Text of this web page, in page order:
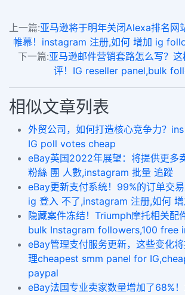
上一篇:亚马逊将于明年关闭Alexa排名网
帷幕！instagram 注册,如何 增加 ig
下一篇:亚马逊邮件营销套路怎么写？
评！IG reseller panel,bulk
相似文章列表
外贸公司，如何打造核心竞争力？
IG poll votes cheap
eBay英国2022年展望：将提供更多
粉絲 團 人數,instagram 批量 追蹤
eBay更新支付系统！99%的订单交易
ig 登入 不了,instagram 注册,如何
隐藏案件冻结！Triumph摩托相关配
bulk Instagram followers,100 free
eBay管理支付服务更新，这些变化
理cheapest smm panel for
paypal
eBay法国专业卖家数量增加了68%